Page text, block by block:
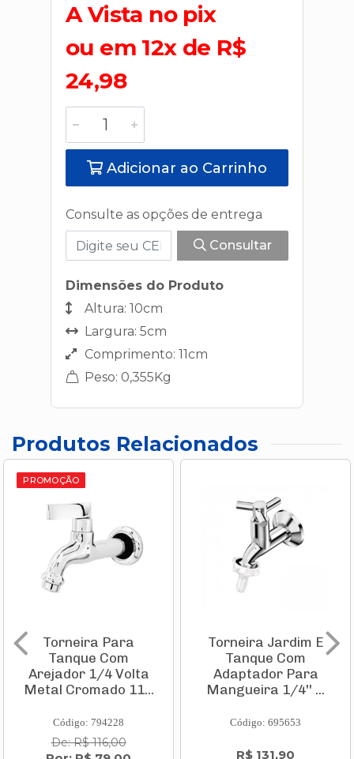
A Vista no pix
ou em 12x de R$
24,98
Adicionar ao Carrinho
Consulte as opções de entrega
Consultar
Dimensões do Produto
Altura: 10cm
Largura: 5cm
Comprimento: 11cm
Peso: 0,355Kg
Produtos Relacionados
PROMOÇÃO
Torneira Para
Tanque Com
Arejador 1/4 Volta
Metal Cromado 11...
Código: 794228
De: R$ 116,00
Torneira Jardim E
Tanque Com
Adaptador Para
Mangueira 1/4'' ...
Código: 695653
R$ 131,90